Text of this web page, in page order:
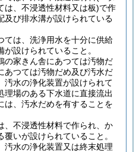
は、不浸透性材料又は板)で作
及び排水溝が設けられている
ては、洗浄用水を十分に供給
設けられていること。
の家きん舎にあつては汚物だ
あつては汚物だめ及び汚水だ
汚水の浄化装置が設けられて
理場のある下水道に直接流出
は、汚水だめを有することを
、不浸透性材料で作られ、か
いが設けられていること。
汚水の浄化装置又は終末処理